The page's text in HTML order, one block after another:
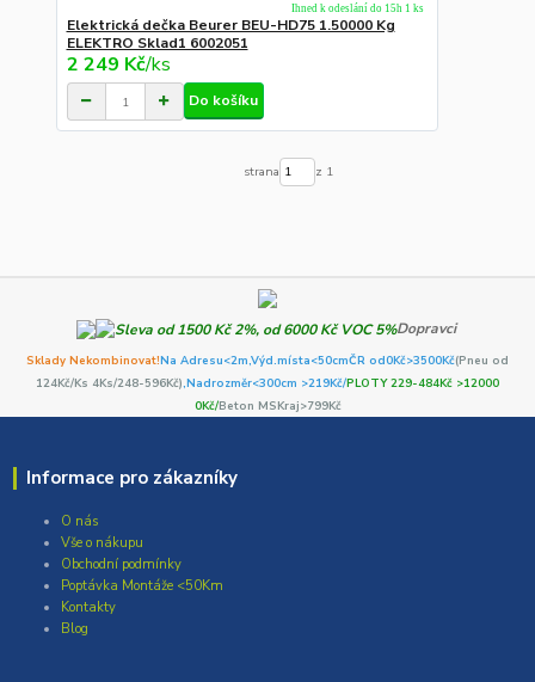
Elektrická dečka Beurer BEU-HD75 1.50000 Kg
ELEKTRO Sklad1 6002051
2 249 Kč/ks
Ihned k odeslání do 15h 1 ks
Do košíku
strana z 1
Dopravci
Sklady Nekombinovat!Na Adresu<2m,Výd.místa<50cmČR od0Kč>3500Kč(Pneu od
124Kč/Ks 4Ks/248-596Kč),Nadrozměr<300cm >219Kč/PLOTY 229-484Kč >12000
0Kč/Beton MSKraj>799Kč
Informace pro zákazníky
O nás
Vše o nákupu
Obchodní podmínky
Poptávka Montáže <50Km
Kontakty
Blog